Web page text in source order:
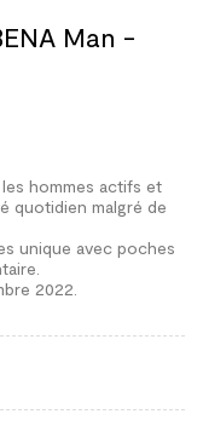
Man -
hommes actifs et
quotidien malgré de
unique avec poches
2022.